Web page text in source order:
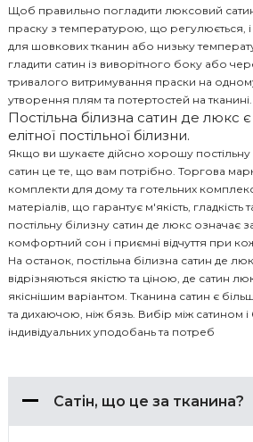
Щоб правильно погладити люксовий
праску з температурою, що регулюється,
для шовкових тканин або низьку
гладити сатин із виворітного боку або
тривалого витримування праски на
утворення плям та потертостей на тканині.
Постільна білизна сатин де люкс
елітної постільної білизни.
Якщо ви шукаєте дійсно хорошу постільну
сатин це те, що вам потрібно. Торгова
комплекти для дому та готельних
матеріалів, що гарантує м'якість, гладкість
постільну білизну сатин де люкс означає
комфортний сон і приємні відчуття при
На останок, постільна білизна сатин де
відрізняються якістю та ціною, де сатин
якіснішим варіантом. Тканина сатин є
та дихаючою, ніж бязь. Вибір між сатином і
індивідуальних уподобань та потреб
Сатін, що це за тканина?